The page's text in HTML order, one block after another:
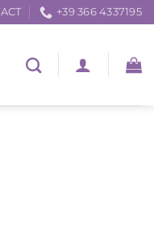
+39 366 4337195